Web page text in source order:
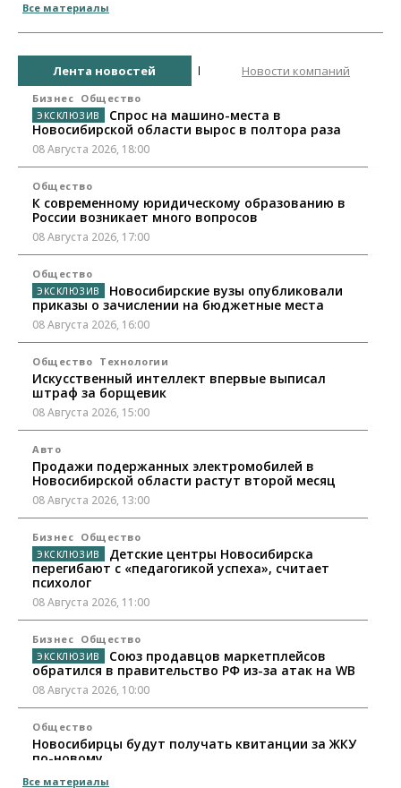
Все материалы
Лента новостей Новости компаний
Бизнес Общество
Спрос на машино-места в
Новосибирской области вырос в полтора раза
08 Августа 2026, 18:00
Общество
К современному юридическому образованию в
России возникает много вопросов
08 Августа 2026, 17:00
Общество
Новосибирские вузы опубликовали
приказы о зачислении на бюджетные места
08 Августа 2026, 16:00
Общество Технологии
Искусственный интеллект впервые выписал
штраф за борщевик
08 Августа 2026, 15:00
Авто
Продажи подержанных электромобилей в
Новосибирской области растут второй месяц
08 Августа 2026, 13:00
Бизнес Общество
Детские центры Новосибирска
перегибают с «педагогикой успеха», считает
психолог
08 Августа 2026, 11:00
Бизнес Общество
Союз продавцов маркетплейсов
обратился в правительство РФ из-за атак на WB
08 Августа 2026, 10:00
Общество
Новосибирцы будут получать квитанции за ЖКУ
по-новому
08 Августа 2026, 09:00
Все материалы